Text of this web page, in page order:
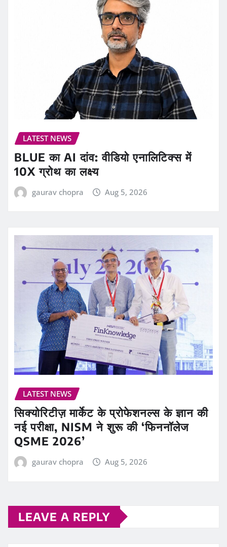
LATEST NEWS
BLUE का AI दांव: वीडियो एनालिटिक्स में
10X ग्रोथ का लक्ष्य
gaurav chopra Aug 5, 2026
LATEST NEWS
सिक्योरिटीज़ मार्केट के प्रोफेशनल्स के ज्ञान की
नई परीक्षा, NISM ने शुरू की ‘फिननॉलेज
QSME 2026’
gaurav chopra Aug 5, 2026
LEAVE A REPLY